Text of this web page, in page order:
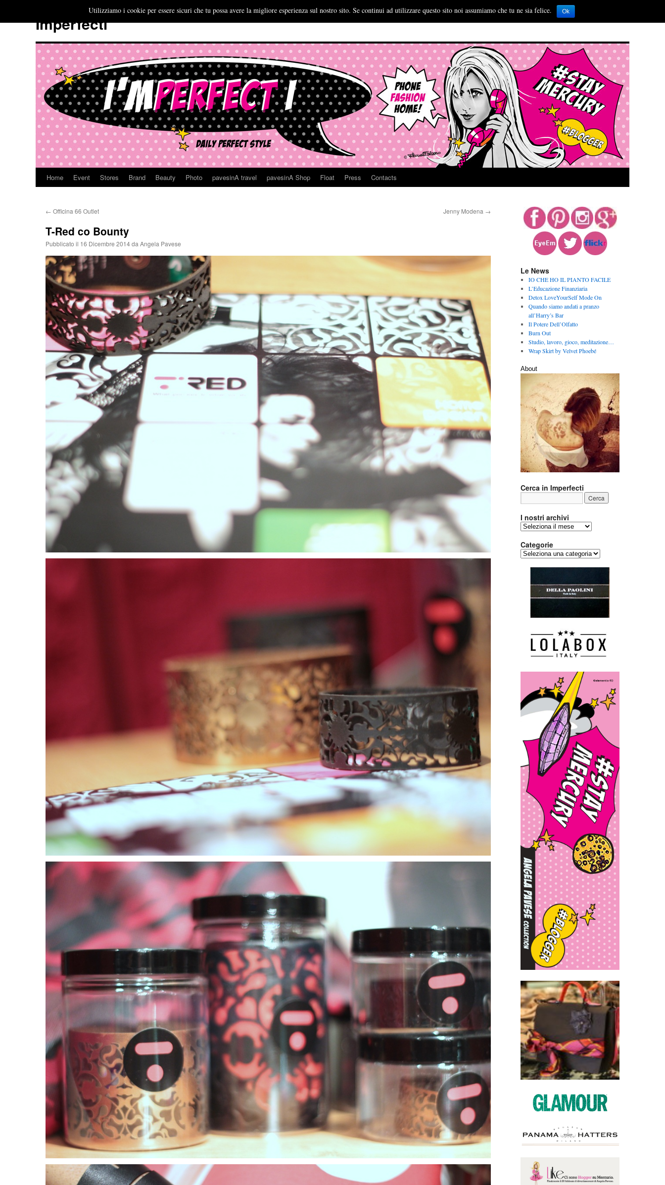
Imperfecti
Vai
contenuto
Home Event Stores Brand Beauty Photo pavesinA travel pavesinA Shop Float Press Contacts
← Officina 66 Outlet Jenny Modena →
T-Red co Bounty
Pubblicato il 16 Dicembre 2014da Angela Pavese
Le News
IO CHE HO IL PIANTO FACILE
L’Educazione Finanziaria
Detox LoveYourSelf Mode On
Quando siamo andati a pranzo
all’Harry’s Bar
Il Potere Dell’Olfatto
Burn Out
Studio, lavoro, gioco, meditazione…
Wrap Skirt by Velvet Phoebé
About
Cerca in Imperfecti
I nostri archivi
archivi
Categorie
Categorie
Utilizziamo i cookie per essere sicuri che tu possa avere la migliore esperienza sul nostro sito. Se continui ad utilizzare questo sito noi assumiamo che tu ne sia felice. Ok